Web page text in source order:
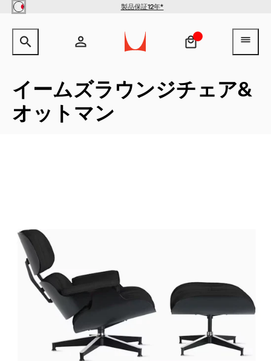
Skip to main content 製品保証12年*
サイト内検索のためのテキストを入力してください。
ヘッダー検索ボックスをオープン
アカウント
新規登録
イームズラウンジチェア&
オットマン